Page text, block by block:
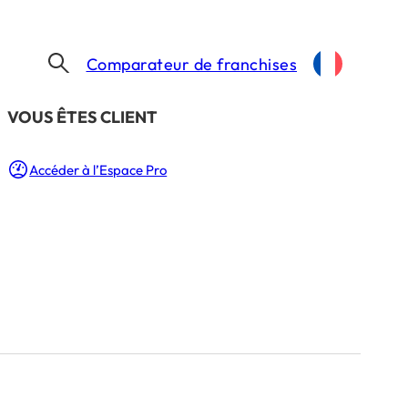
​VOUS ÊTES CLIENT
Accéder à l’Espace Pro
Comparateur de franchises